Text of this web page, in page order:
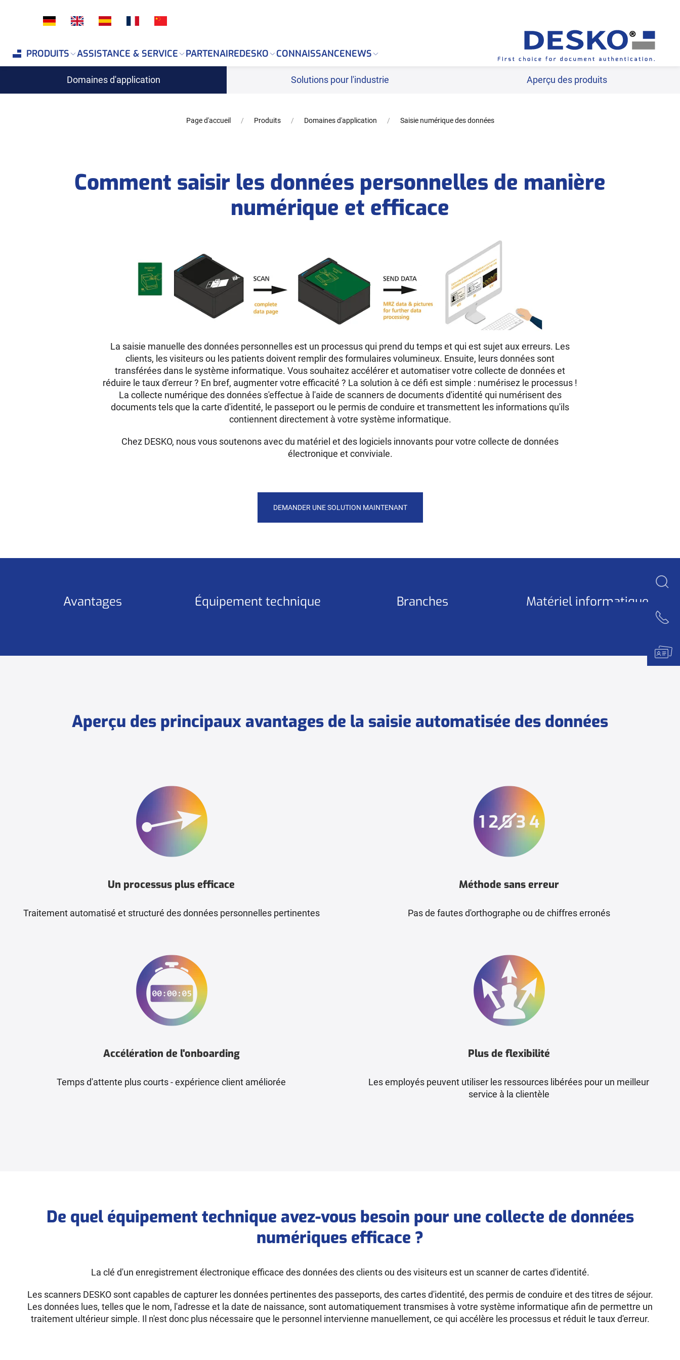
PRODUITS ASSISTANCE & SERVICE PARTENAIREDESKO CONNAISSANCENEWS
Domaines d'application Solutions pour l'industrie Aperçu des produits
Page d'accueil Produits Domaines d'application Saisie numérique des données
Comment saisir les données personnelles de manière
numérique et efficace
La saisie manuelle des données personnelles est un processus qui prend du temps et qui est sujet aux erreurs. Les
clients, les visiteurs ou les patients doivent remplir des formulaires volumineux. Ensuite, leurs données sont
transférées dans le système informatique. Vous souhaitez accélérer et automatiser votre collecte de données et
réduire le taux d'erreur ? En bref, augmenter votre efficacité ? La solution à ce défi est simple : numérisez le processus !
La collecte numérique des données s'effectue à l'aide de scanners de documents d'identité qui numérisent des
documents tels que la carte d'identité, le passeport ou le permis de conduire et transmettent les informations qu'ils
contiennent directement à votre système informatique.
Chez DESKO, nous vous soutenons avec du matériel et des logiciels innovants pour votre collecte de données
électronique et conviviale.
DEMANDER UNE SOLUTION MAINTENANT
Avantages Équipement technique Branches Matériel informatique
Aperçu des principaux avantages de la saisie automatisée des données
Un processus plus efficace
Traitement automatisé et structuré des données personnelles pertinentes
Méthode sans erreur
Pas de fautes d'orthographe ou de chiffres erronés
Accélération de l'onboarding
Temps d'attente plus courts - expérience client améliorée
Plus de flexibilité
Les employés peuvent utiliser les ressources libérées pour un meilleur
service à la clientèle
De quel équipement technique avez-vous besoin pour une collecte de données
numériques efficace ?
La clé d'un enregistrement électronique efficace des données des clients ou des visiteurs est un scanner de cartes d'identité.
Les scanners DESKO sont capables de capturer les données pertinentes des passeports, des cartes d'identité, des permis de conduire et des titres de séjour.
Les données lues, telles que le nom, l'adresse et la date de naissance, sont automatiquement transmises à votre système informatique afin de permettre un
traitement ultérieur simple. Il n'est donc plus nécessaire que le personnel intervienne manuellement, ce qui accélère les processus et réduit le taux d'erreur.